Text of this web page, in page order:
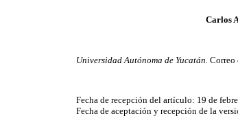
Carlos
Universidad Autónoma de Yucatán. Correo
Fecha de recepción del artículo: 19 de
Fecha de aceptación y recepción de la